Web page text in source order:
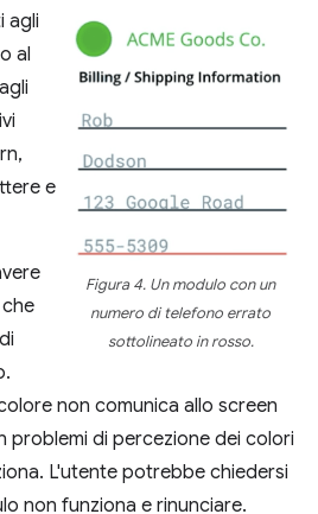
Figura 4. Un modulo con un
numero di telefono errato
sottolineato in rosso.
agli
al
e
non comunica allo screen
problemi di percezione dei colori
L'utente potrebbe chiedersi
non funziona e rinunciare.